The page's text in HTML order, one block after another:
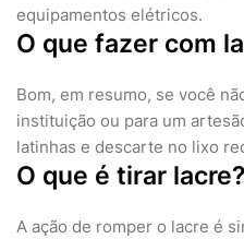
equipamentos elétricos.
O que fazer com
Bom, em resumo, se você
instituição ou para um
latinhas e descarte no lixo
O que é tirar lacre?
A ação de romper o lacre é